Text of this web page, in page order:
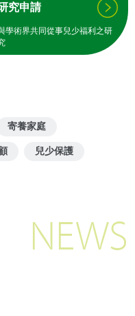
究申請
學術界共同從事兒少福利之研
寄養家庭
兒少保護
NEWS